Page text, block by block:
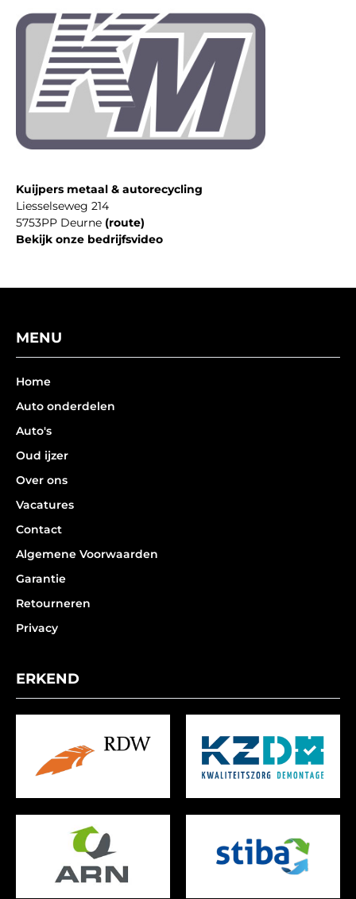
Kuijpers metaal & autorecycling
Liesselseweg 214
5753PP Deurne (route)
Bekijk onze bedrijfsvideo
MENU
Home
Auto onderdelen
Auto's
Oud ijzer
Over ons
Vacatures
Contact
Algemene Voorwaarden
Garantie
Retourneren
Privacy
ERKEND